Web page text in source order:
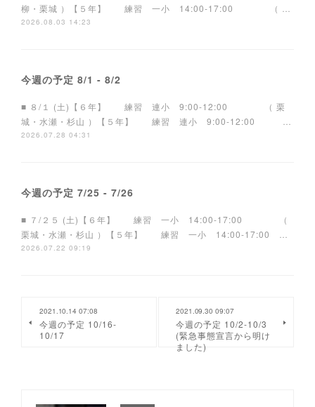
柳・栗城 ）【５年】 練習 一小 14:00-17:00 （ …
2026.08.03 14:23
今週の予定 8/1 - 8/2
■ ８/１ (土)【６年】 練習 連小 9:00-12:00 （ 栗
城・水瀬・杉山 ）【５年】 練習 連小 9:00-12:00 …
2026.07.28 04:31
今週の予定 7/25 - 7/26
■ ７/２５ (土)【６年】 練習 一小 14:00-17:00 （
栗城・水瀬・杉山 ）【５年】 練習 一小 14:00-17:00 …
2026.07.22 09:19
2021.10.14 07:08
今週の予定 10/16-
10/17
2021.09.30 09:07
今週の予定 10/2-10/3
(緊急事態宣言から明け
ました)